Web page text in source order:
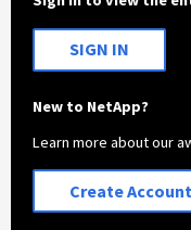
SIGN IN
New to NetApp?
Learn more about our
Create Account